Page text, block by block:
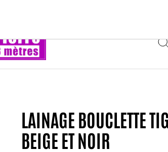
à notre newsletter.
LAINAGE BOUCLETTE
BEIGE ET NOIR